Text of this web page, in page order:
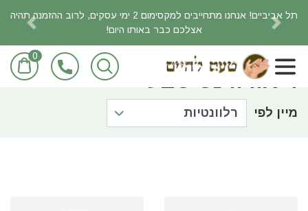
תל אביביים! אנחנו מתחייבים למקסימום 2 ימי עסקים, לרוב ההזמנה תהיה
אצלכם כבר באותו היום!
Next
0 ראשי מוצרי טיפוח דיאודורנט טבעי
דיאודורנט טבעי
מיין לפי